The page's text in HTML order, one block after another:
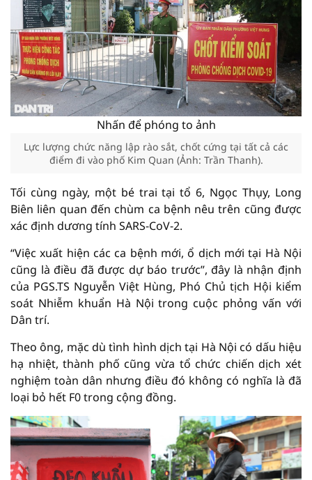
Nhấn để phóng to ảnh
Lực lượng chức năng lập rào sắt, chốt cứng tại tất cả các
điểm đi vào phố Kim Quan (Ảnh: Trần Thanh).
Tối cùng ngày, một bé trai tại tổ 6, Ngọc Thụy, Long
Biên liên quan đến chùm ca bệnh nêu trên cũng được
xác định dương tính SARS-CoV-2.
“Việc xuất hiện các ca bệnh mới, ổ dịch mới tại Hà Nội
cũng là điều đã được dự báo trước”, đây là nhận định
của PGS.TS Nguyễn Việt Hùng, Phó Chủ tịch Hội kiểm
soát Nhiễm khuẩn Hà Nội trong cuộc phỏng vấn với
Dân trí.
Theo ông, mặc dù tình hình dịch tại Hà Nội có dấu hiệu
hạ nhiệt, thành phố cũng vừa tổ chức chiến dịch xét
nghiệm toàn dân nhưng điều đó không có nghĩa là đã
loại bỏ hết F0 trong cộng đồng.